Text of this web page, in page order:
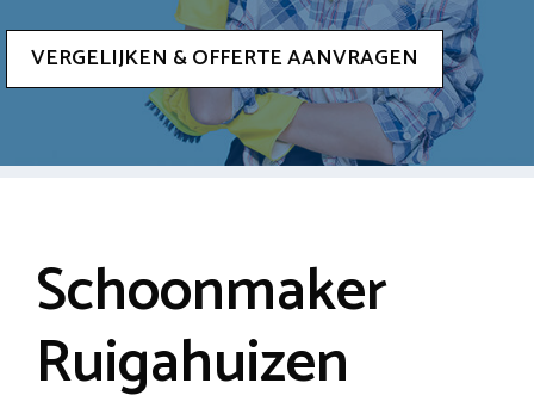
VERGELIJKEN & OFFERTE AANVRAGEN
Schoonmaker
Ruigahuizen